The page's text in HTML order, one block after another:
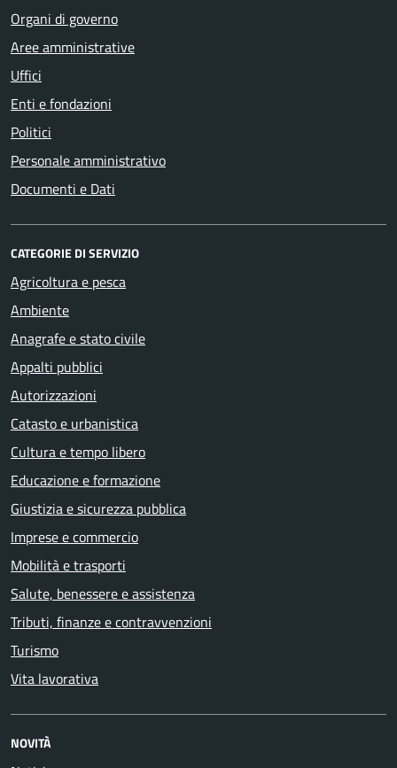
Organi di governo
Aree amministrative
Uffici
Enti e fondazioni
Politici
Personale amministrativo
Documenti e Dati
CATEGORIE DI SERVIZIO
Agricoltura e pesca
Ambiente
Anagrafe e stato civile
Appalti pubblici
Autorizzazioni
Catasto e urbanistica
Cultura e tempo libero
Educazione e formazione
Giustizia e sicurezza pubblica
Imprese e commercio
Mobilità e trasporti
Salute, benessere e assistenza
Tributi, finanze e contravvenzioni
Turismo
Vita lavorativa
NOVITÀ